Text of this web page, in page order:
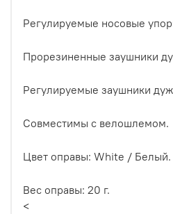
Регулируемые носовые
Прорезиненные заушники
Регулируемые заушники
Cовместимы с велошлемом.
Цвет оправы: White / Белый.
Вес оправы: 20 г.
<